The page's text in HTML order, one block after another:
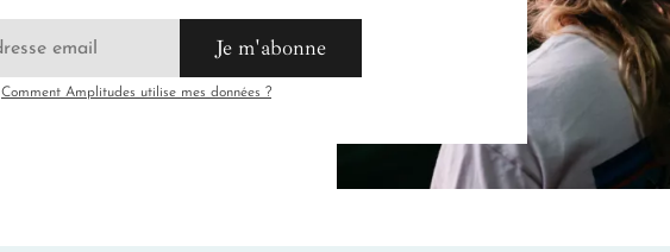
Je m'abonne
Comment Amplitudes utilise mes données ?